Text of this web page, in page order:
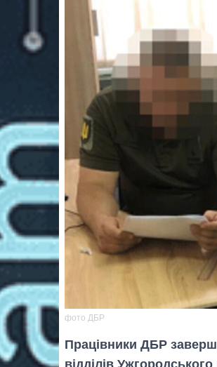
фото ДБР
Працівники ДБР